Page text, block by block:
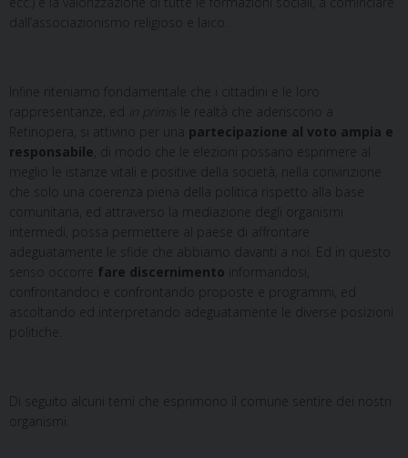
dall’associazionismo religioso e laico.
Infine riteniamo fondamentale che i cittadini e le loro
rappresentanze, ed
le realtà che aderiscono a
Retinopera, si attivino per una partecipazione al voto ampia e
responsabile , di modo che le elezioni possano esprimere al
meglio le istanze vitali e positive della società, nella convinzione
che solo una coerenza piena della politica rispetto alla base
comunitaria, ed attraverso la mediazione degli organismi
intermedi, possa permettere al paese di affrontare
adeguatamente le sfide che abbiamo davanti a noi. Ed in questo
senso occorre
fare discernimento informandosi,
confrontandoci e confrontando proposte e programmi, ed
ascoltando ed interpretando adeguatamente le diverse posizioni
politiche.
Di seguito alcuni temi che esprimono il comune sentire dei nostri
organismi.